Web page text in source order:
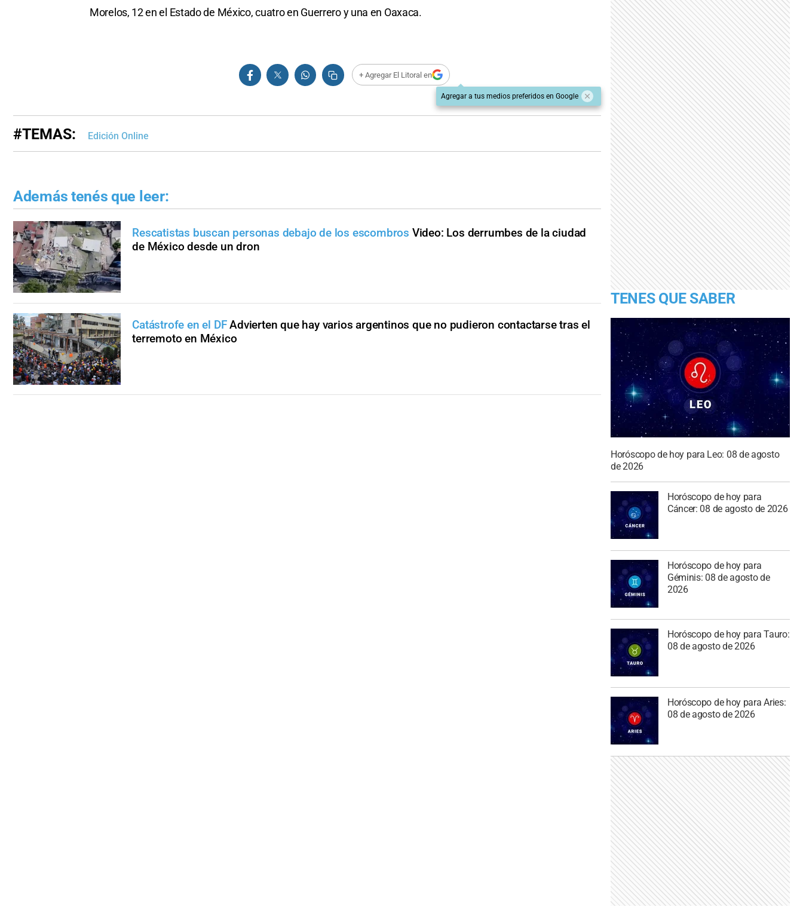
Morelos, 12 en el Estado de México, cuatro en Guerrero y una en Oaxaca.
+ Agregar El Litoral en
Agregar a tus medios preferidos en Google
#TEMAS: Edición Online
Además tenés que leer:
Rescatistas buscan personas debajo de los escombros Video: Los derrumbes de la ciudad
de México desde un dron
Catástrofe en el DF Advierten que hay varios argentinos que no pudieron contactarse tras el
terremoto en México
TENES QUE SABER
Horóscopo de hoy para Leo: 08 de agosto
de 2026
Horóscopo de hoy para
Cáncer: 08 de agosto de 2026
Horóscopo de hoy para
Géminis: 08 de agosto de
2026
Horóscopo de hoy para Tauro:
08 de agosto de 2026
Horóscopo de hoy para Aries:
08 de agosto de 2026